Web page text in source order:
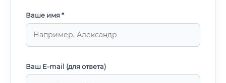
Ваше имя *
Ваш E-mail (для ответа)